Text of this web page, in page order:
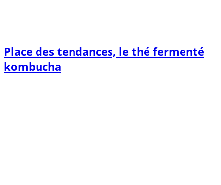
Place des tendances, le thé fermenté
kombucha